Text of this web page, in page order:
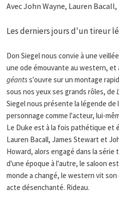
Avec John Wayne, Lauren
Les derniers jours d'un tireur
Don Siegel nous convie à une
une ode émouvante au western, et
géantss'ouvre sur un montage
sous nos yeux ses grands rôles, de
Siegel nous présente la légende de
personnage comme l'acteur, lui-
Le Duke est à la fois pathétique et
Lauren Bacall, James Stewart et
Howard, alors engagé dans la série
d'une époque à l'autre, le saloon
monde a changé, le western vit
acte désenchanté. Rideau.